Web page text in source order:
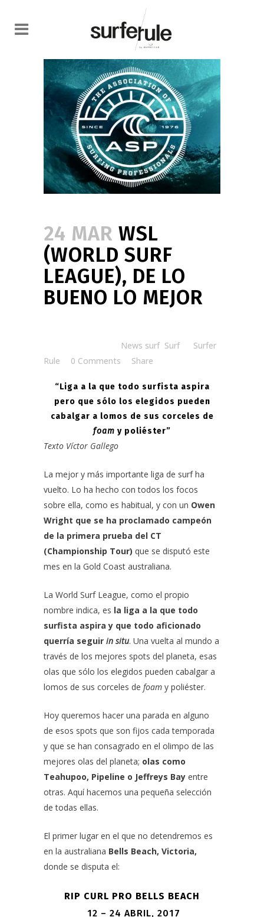
24 MAR WSL
(WORLD SURF
LEAGUE), DE LO
BUENO LO MEJOR
News surf Surf
Surfer
Rule
0 Comments Share
“Liga a la que todo surfista aspira
pero que sólo los elegidos pueden
cabalgar a lomos de sus corceles de
foam y poliéster”
Texto Víctor Gallego
La mejor y más importante liga de surf ha
vuelto. Lo ha hecho con todos los focos
sobre ella, como es habitual, y con un Owen
Wright que se ha proclamado campeón
de la primera prueba del CT
(Championship Tour) que se disputó este
mes en la Gold Coast australiana.
La World Surf League, como el propio
nombre indica, es la liga a la que todo
surfista aspira y que todo aficionado
querría seguir in situ. Una vuelta al mundo a
través de los mejores spots del planeta, esas
olas que sólo los elegidos pueden cabalgar a
lomos de sus corceles de foam y poliéster.
Hoy queremos hacer una parada en alguno
de esos spots que son fijos cada temporada
y que se han consagrado en el olimpo de las
mejores olas del planeta; olas como
Teahupoo, Pipeline o Jeffreys Bay entre
otras. Aquí hacemos una pequeña selección
de todas ellas.
El primer lugar en el que no detendremos es
en la australiana Bells Beach, Victoria,
donde se disputa el:
RIP CURL PRO BELLS BEACH
12 – 24 ABRIL, 2017